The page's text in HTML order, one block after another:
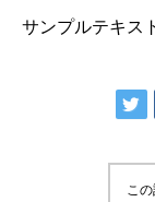
サンプルテキス
こ